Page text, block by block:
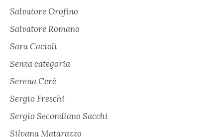
Salvatore Orofino
Salvatore Romano
Sara Cacioli
Senza categoria
Serena Cerè
Sergio Freschi
Sergio Secondiano Sacchi
Silvana Matarazzo